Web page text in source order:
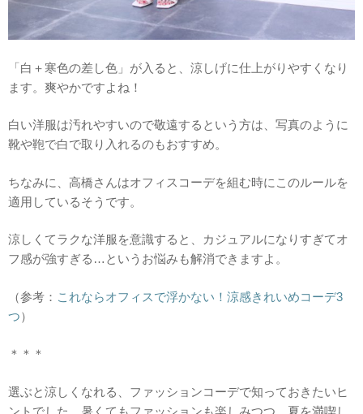
「白＋寒色の差し色」が入ると、涼しげに仕上がりやすくなり
ます。爽やかですよね！
白い洋服は汚れやすいので敬遠するという方は、写真のように
靴や鞄で白で取り入れるのもおすすめ。
ちなみに、高橋さんはオフィスコーデを組む時にこのルールを
適用しているそうです。
涼しくてラクな洋服を意識すると、カジュアルになりすぎてオ
フ感が強すぎる…というお悩みも解消できますよ。
（参考： これならオフィスで浮かない！涼感きれいめコーデ3
つ）
＊＊＊
選ぶと涼しくなれる、ファッションコーデで知っておきたいヒ
ントでした。暑くてもファッションも楽しみつつ、夏を満喫し